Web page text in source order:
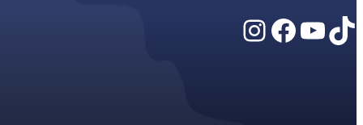
Instagram Facebook YouTube TikTok